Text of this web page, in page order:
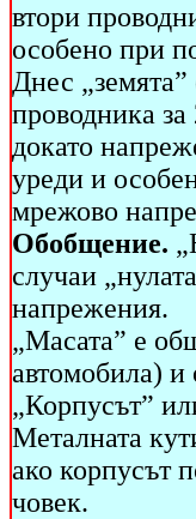
втори
особено при
Днес
проводника
докато
уреди и
мрежово
Обобщение.
случаи
напрежения.
„Масата” е
автомобила) и
„Корпусът”
Металната
ако корпусът
човек.